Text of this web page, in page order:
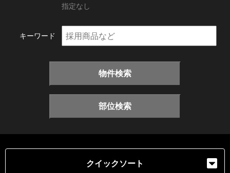
指定なし
キーワード
物件検索
部位検索
クイックソート